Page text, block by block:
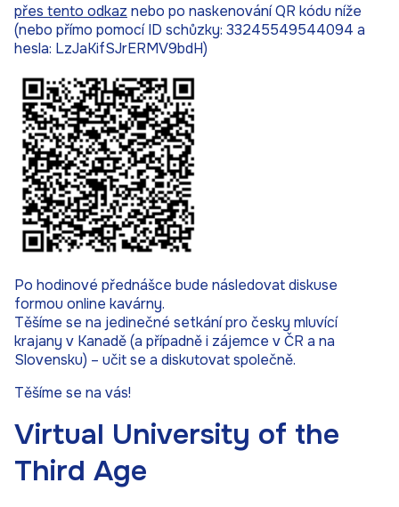
přes tento odkaz nebo po naskenování QR kódu níže
(nebo přímo pomocí ID schůzky: 33245549544094 a
hesla: LzJaKifSJrERMV9bdH)
Po hodinové přednášce bude následovat diskuse
formou online kavárny.
Těšíme se na jedinečné setkání pro česky mluvící
krajany v Kanadě (a případně i zájemce v ČR a na
Slovensku) – učit se a diskutovat společně.
Těšíme se na vás!
Virtual University of the
Third Age